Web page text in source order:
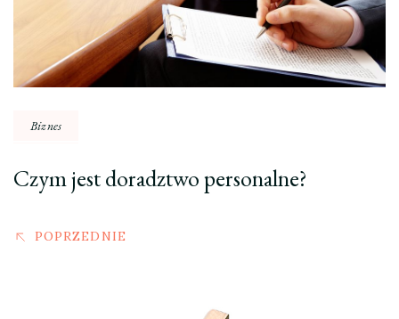
Biznes
Czym jest doradztwo personalne?
POPRZEDNIE